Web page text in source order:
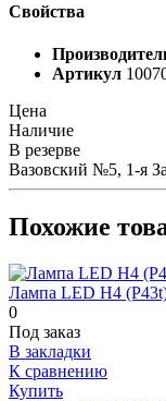
Свойства
Артикул
Цена
Наличие
В резерве
Вазовский №5, 1-я
Похожие
Лампа LED H4
0
Под заказ
В закладки
К сравнению
Купить